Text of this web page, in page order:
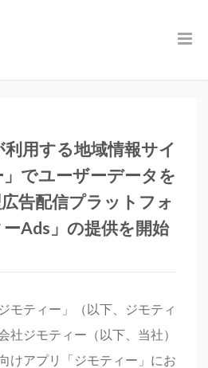
利用する地域情報サイ
」でユーザーデータを
告配信プラットフォ
Ads」の提供を開始
モティー」（以下、ジモティ
社ジモティー（以下、当社）
けアプリ「ジモティー」にお